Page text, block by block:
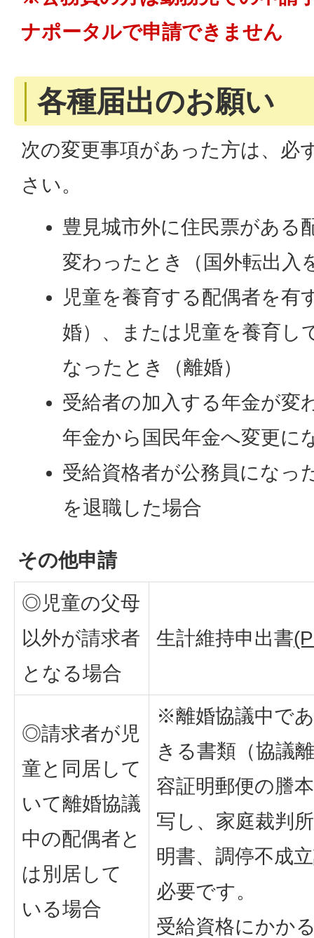
ナポータルで申請できません
各種届出のお願い
次の変更事項があった方は、必
さい。
豊見城市外に住民票がある
変わったとき（国外転出入
児童を養育する配偶者を有
婚）、または児童を養育し
なったとき（離婚）
受給者の加入する年金が変
年金から国民年金へ変更に
受給資格者が公務員になっ
を退職した場合
その他申請
◎児童の父母
以外が請求者
となる場合
生計維持申出書
◎請求者が児
童と同居して
いて離婚協議
中の配偶者と
は別居して
いる場合
※離婚協議中で
きる書類（協議
容証明郵便の謄
写し、家庭裁判
明書、調停不成
必要です。
受給資格にかか